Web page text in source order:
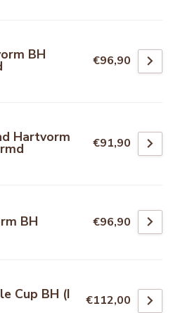
BH €96,90
Hartvorm €91,90
BH €96,90
Cup BH (I €112,00